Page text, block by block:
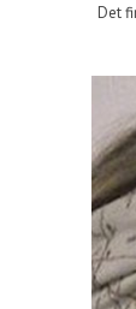
Det